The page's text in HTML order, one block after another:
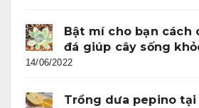
Bật mí cho bạn cách
đá giúp cây sống
14/06/2022
Trồng dưa pepino